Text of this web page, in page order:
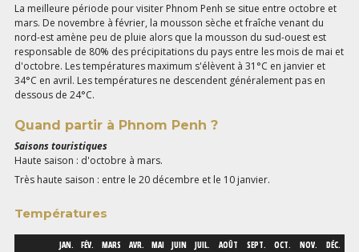
La meilleure période pour visiter Phnom Penh se situe entre octobre et
mars. De novembre à février, la mousson sèche et fraîche venant du
nord-est amène peu de pluie alors que la mousson du sud-ouest est
responsable de 80% des précipitations du pays entre les mois de mai et
d'octobre. Les températures maximum s'élèvent à 31°C en janvier et
34°C en avril. Les températures ne descendent généralement pas en
dessous de 24°C.
Quand partir à Phnom Penh ?
Saisons touristiques
Haute saison : d'octobre à mars.
Très haute saison : entre le 20 décembre et le 10 janvier.
Températures
JAN. FÉV. MARS AVR. MAI JUIN JUIL. AOÛT SEPT. OCT. NOV.
DÉC.